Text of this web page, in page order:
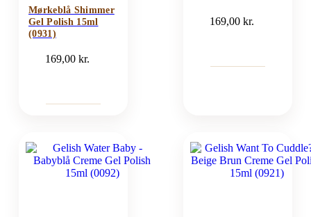
Mørkeblå Shimmer
Gel Polish 15ml
(0931)
169,00kr.
169,00kr.